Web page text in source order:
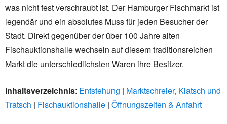
was nicht fest verschraubt ist. Der Hamburger Fischmarkt ist
legendär und ein absolutes Muss für jeden Besucher der
Stadt. Direkt gegenüber der über 100 Jahre alten
Fischauktionshalle wechseln auf diesem traditionsreichen
Markt die unterschiedlichsten Waren ihre Besitzer.
Inhaltsverzeichnis: Entstehung | Marktschreier, Klatsch und
Tratsch | Fischauktionshalle | Öffnungszeiten & Anfahrt